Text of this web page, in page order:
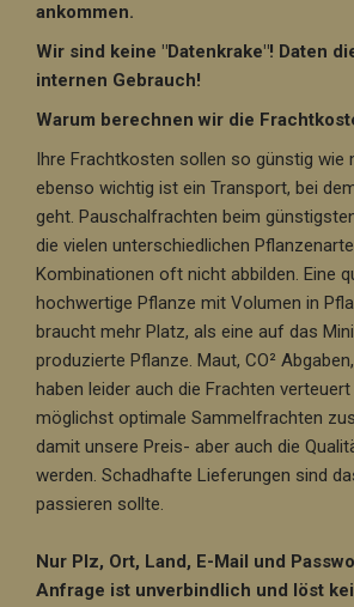
ankommen.
Wir sind keine "Datenkrake"! Daten
internen Gebrauch!
Warum berechnen wir die
Ihre Frachtkosten sollen so günstig wie
ebenso wichtig ist ein Transport, bei
geht. Pauschalfrachten beim
die vielen unterschiedlichen
Kombinationen oft nicht abbilden. Eine
hochwertige Pflanze mit Volumen in
braucht mehr Platz, als eine auf das
produzierte Pflanze. Maut, CO²
haben leider auch die Frachten
möglichst optimale Sammelfrachten
damit unsere Preis- aber auch die
werden. Schadhafte Lieferungen sind
passieren sollte.
Nur Plz, Ort, Land, E-Mail und
Anfrage ist unverbindlich und löst